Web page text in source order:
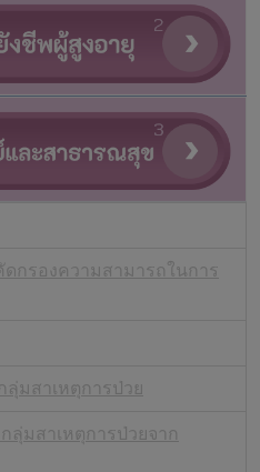
กรองความสามารถในการ
ลุ่มสาเหตุการป่วย
ลุ่มสาเหตุการป่วยจาก